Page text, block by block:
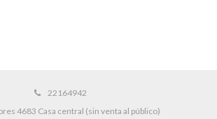
22164942
4683 Casa central (sin venta al público)